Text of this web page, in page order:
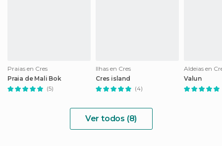
Praias en Cres
Praia de Mali Bok
(5)
Ilhas en Cres
Cres island
(4)
Aldeias en
Valun
Ver todos (8)